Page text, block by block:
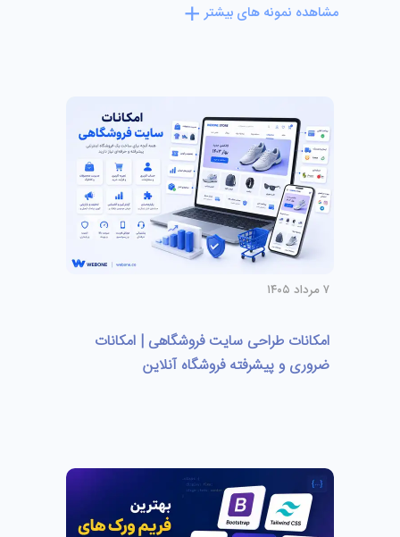
مشاهده نمونه های بیشتر
۷ مرداد ۱۴۰۵
امکانات طراحی سایت فروشگاهی | امکانات
ضروری و پیشرفته فروشگاه آنلاین